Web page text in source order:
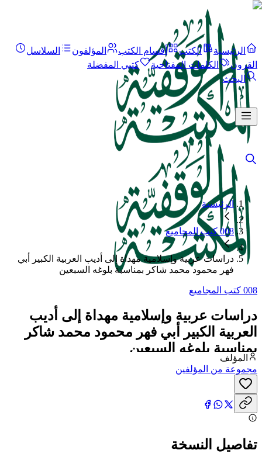
الرئيسية الكتب أقسام الكتب المؤلفون
السلاسل
القرون
الكلمات المفتاحية
كتبي المفضلة
البحث
الرئيسية
008 كتب المجاميع
دراسات عربية وإسلامية مهداة إلى أديب العربية الكبير أبي
فهر محمود محمد شاكر بمناسبة بلوغه السبعين
008 كتب المجاميع
دراسات عربية وإسلامية مهداة إلى أديب
العربية الكبير أبي فهر محمود محمد شاكر
بمناسبة بلوغه السبعين
المؤلف
مجموعة من المؤلفين
تفاصيل النسخة